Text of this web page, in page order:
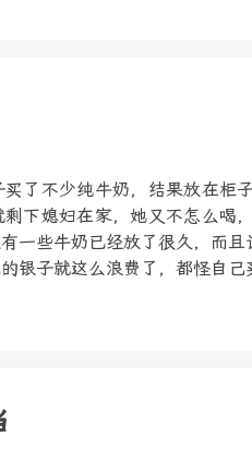
了不少纯牛奶，结果放在柜
下媳妇在家，她又不怎么喝
一些牛奶已经放了很久，而
银子就这么浪费了，都怪自